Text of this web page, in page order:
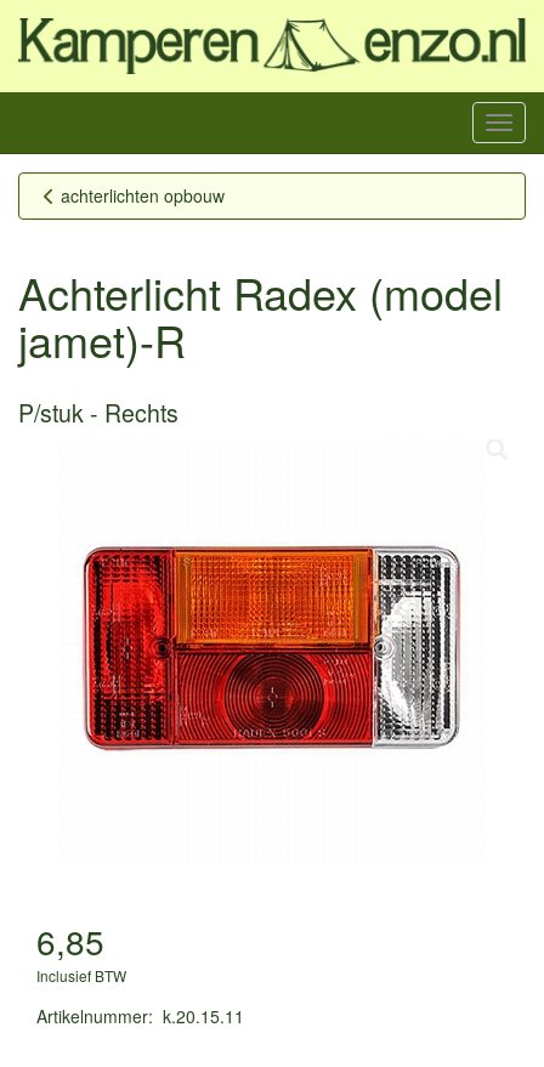
Menu
achterlichten opbouw
Achterlicht Radex (model
jamet)-R
P/stuk Rechts
6,85
Inclusief BTW
Artikelnummer: k.20.15.11